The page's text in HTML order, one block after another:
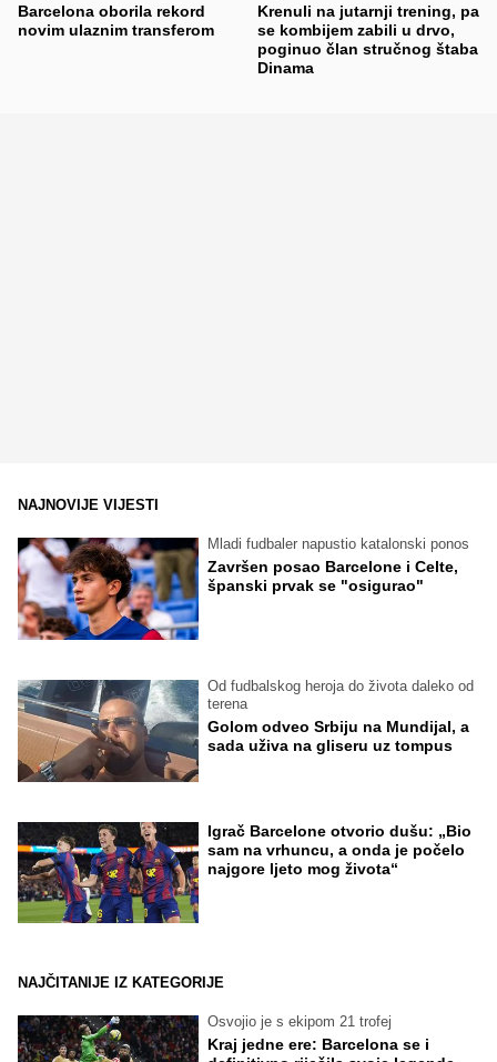
Barcelona oborila rekord
novim ulaznim transferom
Krenuli na jutarnji trening, pa
se kombijem zabili u drvo,
poginuo član stručnog štaba
Dinama
NAJNOVIJE VIJESTI
Mladi fudbaler napustio katalonski ponos
Završen posao Barcelone i Celte,
španski prvak se "osigurao"
Od fudbalskog heroja do života daleko od
terena
Golom odveo Srbiju na Mundijal, a
sada uživa na gliseru uz tompus
Igrač Barcelone otvorio dušu: „Bio
sam na vrhuncu, a onda je počelo
najgore ljeto mog života“
NAJČITANIJE IZ KATEGORIJE
Osvojio je s ekipom 21 trofej
Kraj jedne ere: Barcelona se i